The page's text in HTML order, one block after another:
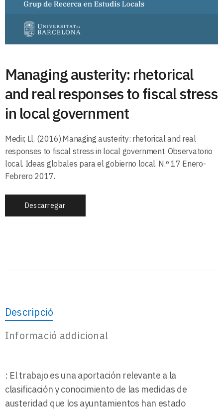
Managing austerity: rhetorical
and real responses to fiscal stress
in local government
Medir, Ll. (2016).Managing austerity: rhetorical and real
responses to fiscal stress in local government. Observatorio
local. Ideas globales para el gobierno local. N.º 17 Enero-
Febrero 2017.
Descarregar
Descripció
Informació addicional
: El trabajo es una aportación relevante a la
clasificación y conocimiento de las medidas de
austeridad que los ayuntamientos han estado